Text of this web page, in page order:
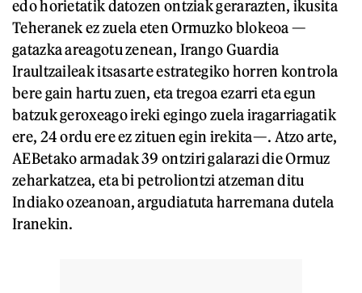
edo horietatik datozen ontziak gerarazten, ikusita
Teheranek ez zuela eten Ormuzko blokeoa —
gatazka areagotu zenean, Irango Guardia
Iraultzaileak itsasarte estrategiko horren kontrola
bere gain hartu zuen, eta tregoa ezarri eta egun
batzuk geroxeago ireki egingo zuela iragarriagatik
ere, 24 ordu ere ez zituen egin irekita—. Atzo arte,
AEBetako armadak 39 ontziri galarazi die Ormuz
zeharkatzea, eta bi petroliontzi atzeman ditu
Indiako ozeanoan, argudiatuta harremana dutela
Iranekin.